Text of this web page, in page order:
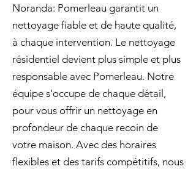
Noranda: Pomerleau garantit un
nettoyage fiable et de haute qualité,
à chaque intervention. Le nettoyage
résidentiel devient plus simple et plus
responsable avec Pomerleau. Notre
équipe s'occupe de chaque détail,
pour vous offrir un nettoyage en
profondeur de chaque recoin de
votre maison. Avec des horaires
flexibles et des tarifs compétitifs, nous